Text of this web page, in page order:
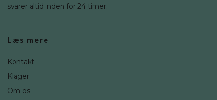
svarer altid inden for 24 timer.
Læs mere
Kontakt
Klager
Om os